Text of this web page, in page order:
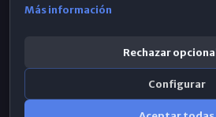
Más información
Rechazar
Configurar